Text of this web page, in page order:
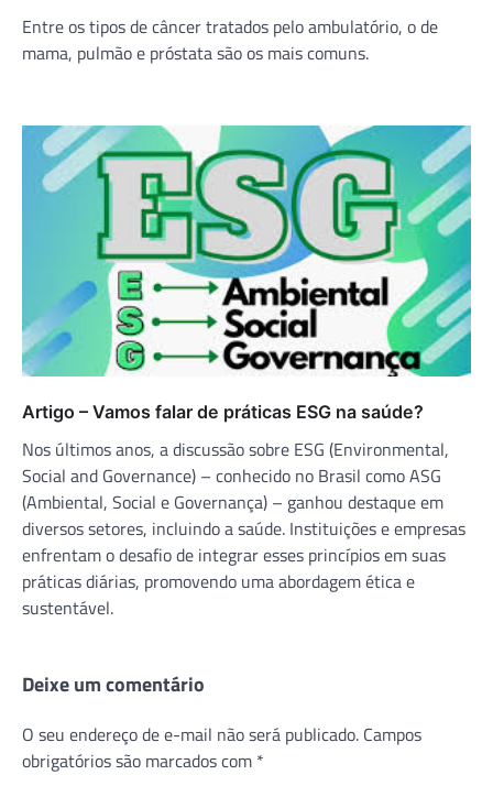
Entre os tipos de câncer tratados pelo ambulatório, o de
mama, pulmão e próstata são os mais comuns.
Artigo – Vamos falar de práticas ESG na saúde?
Nos últimos anos, a discussão sobre ESG (Environmental,
Social and Governance) – conhecido no Brasil como ASG
(Ambiental, Social e Governança) – ganhou destaque em
diversos setores, incluindo a saúde. Instituições e empresas
enfrentam o desafio de integrar esses princípios em suas
práticas diárias, promovendo uma abordagem ética e
sustentável.
Deixe um comentário
O seu endereço de e-mail não será publicado. Campos
obrigatórios são marcados com *